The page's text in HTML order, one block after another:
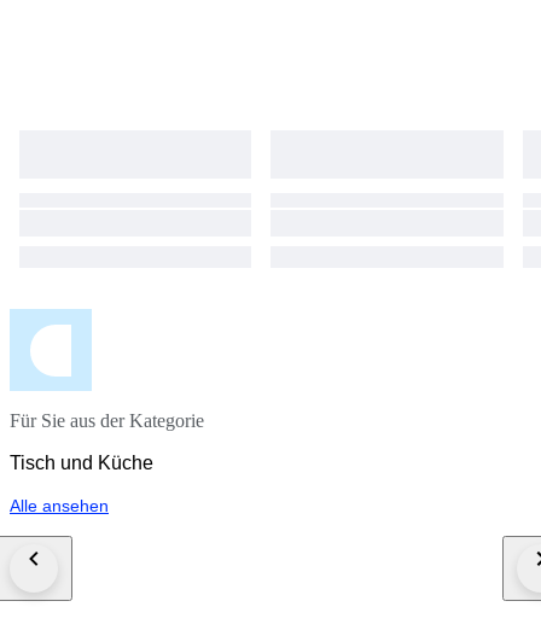
Für Sie aus der Kategorie
Tisch und Küche
Alle ansehen